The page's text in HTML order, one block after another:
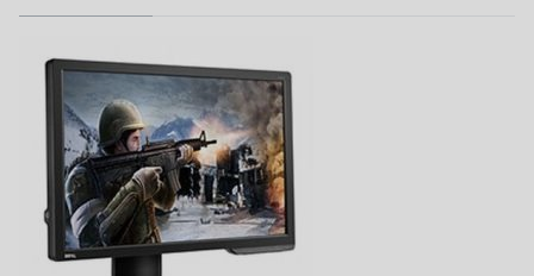
JoomShopping Download & Support